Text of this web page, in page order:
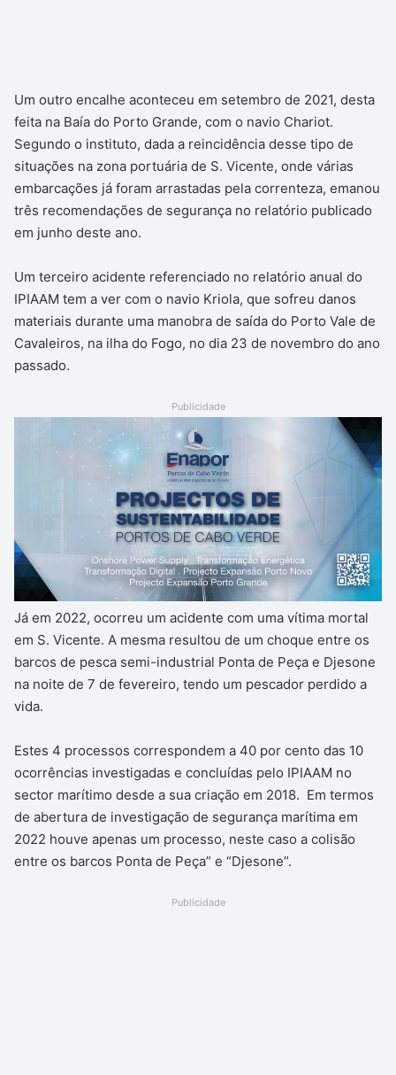
Um outro encalhe aconteceu em setembro de 2021, desta
feita na Baía do Porto Grande, com o navio Chariot.
Segundo o instituto, dada a reincidência desse tipo de
situações na zona portuária de S. Vicente, onde várias
embarcações já foram arrastadas pela correnteza, emanou
três recomendações de segurança no relatório publicado
em junho deste ano.
Um terceiro acidente referenciado no relatório anual do
IPIAAM tem a ver com o navio Kriola, que sofreu danos
materiais durante uma manobra de saída do Porto Vale de
Cavaleiros, na ilha do Fogo, no dia 23 de novembro do ano
passado.
Publicidade
Já em 2022, ocorreu um acidente com uma vítima mortal
em S. Vicente. A mesma resultou de um choque entre os
barcos de pesca semi-industrial Ponta de Peça e Djesone
na noite de 7 de fevereiro, tendo um pescador perdido a
vida.
Estes 4 processos correspondem a 40 por cento das 10
ocorrências investigadas e concluídas pelo IPIAAM no
sector marítimo desde a sua criação em 2018. Em termos
de abertura de investigação de segurança marítima em
2022 houve apenas um processo, neste caso a colisão
entre os barcos Ponta de Peça” e “Djesone”.
Publicidade